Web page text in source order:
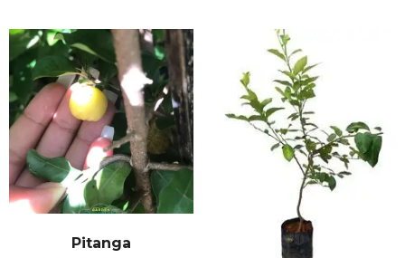
Pitanga